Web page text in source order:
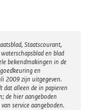
Staatscourant,
en blad
bekendmakingen in de
en
2009 zijn uitgegeven.
dat alleen de in papieren
de hier aangeboden
service aangeboden.